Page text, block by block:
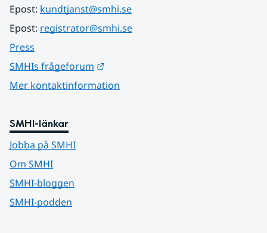
Epost: kundtjanst@smhi.se
Epost: registrator@smhi.se
Press
SMHIs frågeforum
Mer kontaktinformation
SMHI-länkar
Jobba på SMHI
Om SMHI
SMHI-bloggen
SMHI-podden